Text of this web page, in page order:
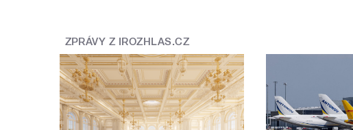
ZPRÁVY Z IROZHLAS.CZ